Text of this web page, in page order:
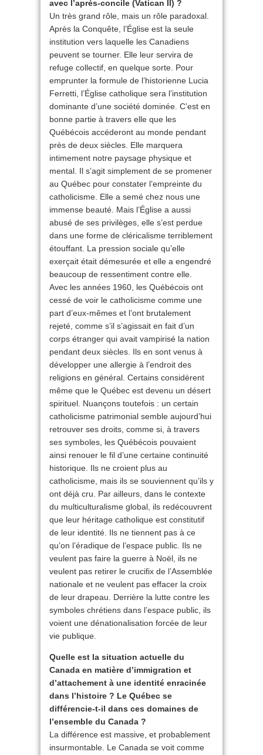
avec l’après-concile (Vatican II) ?
Un très grand rôle, mais un rôle paradoxal.
Après la Conquête, l’Église est la seule
institution vers laquelle les Canadiens
peuvent se tourner. Elle leur servira de
refuge collectif, en quelque sorte. Pour
emprunter la formule de l’historienne Lucia
Ferretti, l’Église catholique sera l’institution
dominante d’une société dominée. C’est en
bonne partie à travers elle que les
Québécois accéderont au monde pendant
près de deux siècles. Elle marquera
intimement notre paysage physique et
mental. Il s’agit simplement de se promener
au Québec pour constater l’empreinte du
catholicisme. Elle a semé chez nous une
immense beauté. Mais l’Église a aussi
abusé de ses privilèges, elle s’est perdue
dans une forme de cléricalisme terriblement
étouffant. La pression sociale qu’elle
exerçait était démesurée et elle a engendré
beaucoup de ressentiment contre elle.
Avec les années 1960, les Québécois ont
cessé de voir le catholicisme comme une
part d’eux-mêmes et l’ont brutalement
rejeté, comme s’il s’agissait en fait d’un
corps étranger qui avait vampirisé la nation
pendant deux siècles. Ils en sont venus à
développer une allergie à l’endroit des
religions en général. Certains considèrent
même que le Québec est devenu un désert
spirituel. Nuançons toutefois : un certain
catholicisme patrimonial semble aujourd’hui
retrouver ses droits, comme si, à travers
ses symboles, les Québécois pouvaient
ainsi renouer le fil d’une certaine continuité
historique. Ils ne croient plus au
catholicisme, mais ils se souviennent qu’ils y
ont déjà cru. Par ailleurs, dans le contexte
du multiculturalisme global, ils redécouvrent
que leur héritage catholique est constitutif
de leur identité. Ils ne tiennent pas à ce
qu’on l’éradique de l’espace public. Ils ne
veulent pas faire la guerre à Noël, ils ne
veulent pas retirer le crucifix de l’Assemblée
nationale et ne veulent pas effacer la croix
de leur drapeau. Derrière la lutte contre les
symboles chrétiens dans l’espace public, ils
voient une dénationalisation forcée de leur
vie publique.
Quelle est la situation actuelle du
Canada en matière d’immigration et
d’attachement à une identité enracinée
dans l’histoire ? Le Québec se
différencie-t-il dans ces domaines de
l’ensemble du Canada ?
La différence est massive, et probablement
insurmontable. Le Canada se voit comme